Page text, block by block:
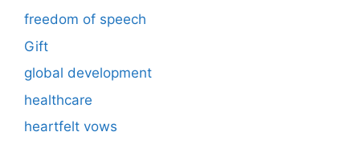
freedom of speech
Gift
global development
healthcare
heartfelt vows